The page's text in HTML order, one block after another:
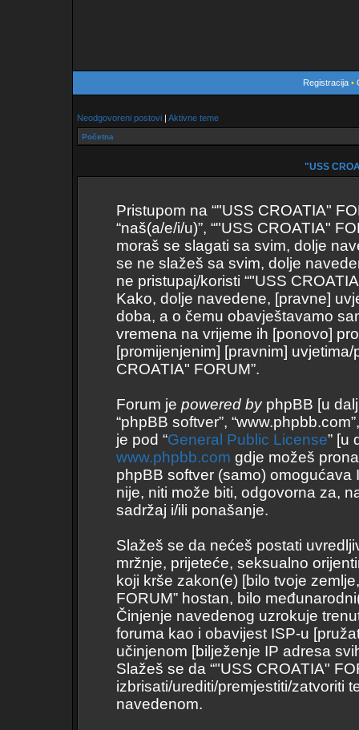
Registracija•
Neodgovoreni postovi | Aktivne teme
Početna
"USS
Pristupom na “"USS CROATIA"
“naš(a/e/i/u)”, “"USS CROATIA"
moraš se slagati sa svim, dolje
se ne slažeš sa svim, dolje
ne pristupaj/koristi “"USS
Kako, dolje navedene, [pravne]
doba, a o čemu obavještavamo
vremena na vrijeme ih [ponovo]
[promijenjenim] [pravnim]
CROATIA" FORUM”.
Forum je powered byphpBB [u
“phpBB softver”,
je pod “General Public License” [u
www.phpbb.com gdje možeš
phpBB softver (samo)
nije, niti može biti, odgovorna za,
sadržaj i/ili ponašanje.
Slažeš se da nećeš postati
mržnje, prijeteće, seksualno
koji krše zakon(e) [bilo tvoje
FORUM” hostan, bilo
Činjenje navedenog uzrokuje
foruma kao i obavijest ISP-u
učinjenom [bilježenje IP adresa
Slažeš se da “"USS CROATIA"
izbrisati/urediti/premjestiti/zatvoriti
navedenom.